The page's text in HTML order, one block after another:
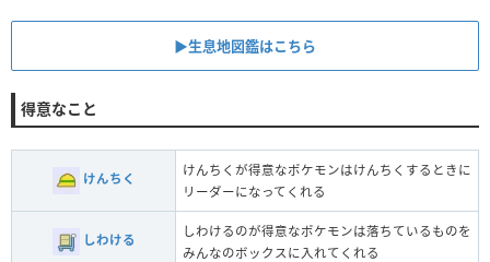
▶︎生息地図鑑はこちら
得意なこと
けんちく
けんちくが得意なポケモンはけんちくするときに
リーダーになってくれる
しわける
しわけるのが得意なポケモンは落ちているものを
みんなのボックスに入れてくれる